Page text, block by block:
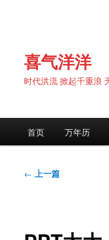
喜气洋洋
时代洪流 掀起千重浪
首页 万年历
文
← 上一篇